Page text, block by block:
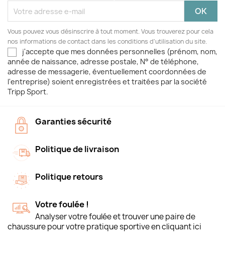
Vous pouvez vous désinscrire à tout moment. Vous trouverez pour cela
nos informations de contact dans les conditions d'utilisation du site.
j'accepte que mes données personnelles (prénom, nom,
année de naissance, adresse postale, N° de téléphone,
adresse de messagerie, éventuellement coordonnées de
l'entreprise) soient enregistrées et traitées par la société
Tripp Sport.
Garanties sécurité
Politique de livraison
Politique retours
Votre foulée !
Analyser votre foulée et trouver une paire de
chaussure pour votre pratique sportive en cliquant ici